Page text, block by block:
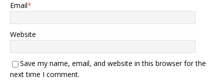
Email*
Website
Save my name, email, and website in this browser for the
next time I comment.